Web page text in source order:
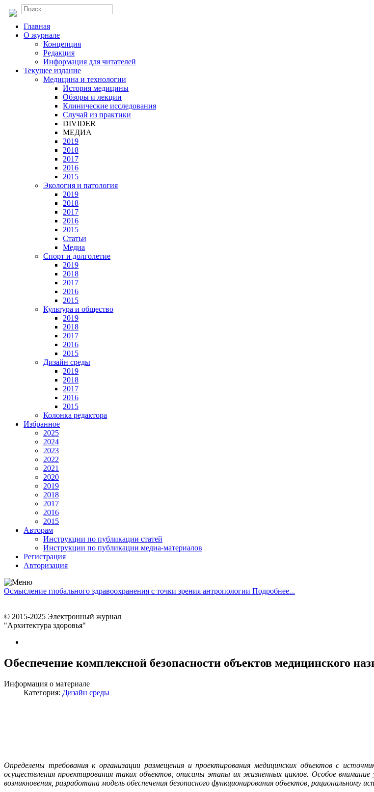
Главная
О журнале
Концепция
Редакция
Информация для читателей
Текущее издание
Медицина и технологии
История медицины
Обзоры и лекции
Клинические исследования
Случай из практики
DIVIDER
МЕДИА
2019
2018
2017
2016
2015
Экология и патология
2019
2018
2017
2016
2015
Статьи
Медиа
Спорт и долголетие
2019
2018
2017
2016
2015
Культура и общество
2019
2018
2017
2016
2015
Дизайн среды
2019
2018
2017
2016
2015
Колонка редактора
Избранное
2025
2024
2023
2022
2021
2020
2019
2018
2017
2016
2015
Авторам
Инструкции по публикации статей
Инструкции по публикации медиа-материалов
Регистрация
Авторизация
Осмысление глобального здравоохранения с точки зрения антропологии Подробнее...
© 2015-2025 Электронный журнал
"Архитектура здоровья"
Обеспечение комплексной безопасности объектов медицинского
Информация о материале
Категория: Дизайн среды
Определены требования к организации размещения и проектирования медицинских объектов с
осуществления проектирования таких объектов, описаны этапы их жизненных циклов. Особое
возникновения, разработана модель обеспечения безопасного функционирования объектов, рациональному